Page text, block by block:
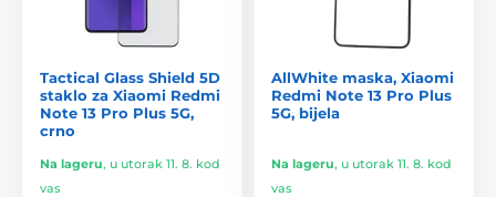
Tactical Glass Shield 5D
staklo za Xiaomi Redmi
Note 13 Pro Plus 5G,
crno
Na lageru, u utorak 11. 8. kod
vas
AllWhite maska, Xiaomi
Redmi Note 13 Pro Plus
5G, bijela
Na lageru, u utorak 11. 8. kod
vas